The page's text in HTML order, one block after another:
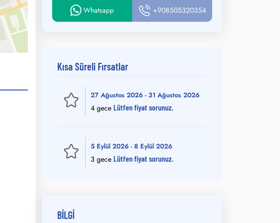
Whatsapp +908505320354
Kısa Süreli Fırsatlar
27 Ağustos 2026 - 31 Ağustos 2026
4 gece Lütfen fiyat sorunuz.
5 Eylül 2026 - 8 Eylül 2026
3 gece Lütfen fiyat sorunuz.
BİLGİ